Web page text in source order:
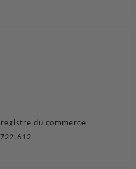
du commerce